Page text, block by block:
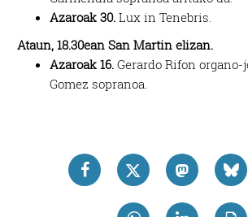
Azaroak 30. Lux in Tenebris.
Ataun, 18.30ean San Martin elizan.
Azaroak 16. Gerardo Rifon organo-
Gomez sopranoa.